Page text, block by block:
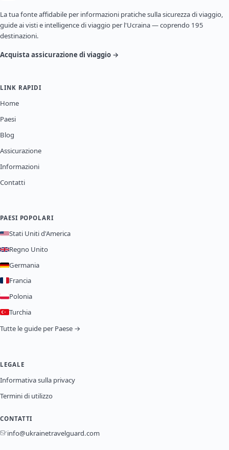
La tua fonte affidabile per informazioni pratiche sulla sicurezza di viaggio,
guide ai visti e intelligence di viaggio per l'Ucraina — coprendo 195
destinazioni.
Acquista assicurazione di viaggio →
LINK RAPIDI
Home
Paesi
Blog
Assicurazione
Informazioni
Contatti
PAESI POPOLARI
Stati Uniti d'America
Regno Unito
Germania
Francia
Polonia
Turchia
Tutte le guide per Paese →
LEGALE
Informativa sulla privacy
Termini di utilizzo
CONTATTI
info@ukrainetravelguard.com